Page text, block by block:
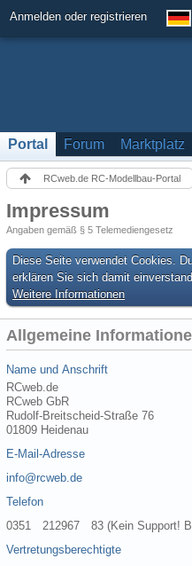
Anmelden oder registrieren
Portal Forum Marktplatz
RCweb.de RC-Modellbau-Portal
Impressum
Angaben gemäß § 5 Telemediengesetz
Diese Seite verwendet Cookies.
erklären Sie sich damit
Weitere Informationen
Allgemeine
Name und Anschrift
RCweb.de
RCweb GbR
Rudolf-Breitscheid-Straße 76
01809 Heidenau
E-Mail-Adresse
info@rcweb.de
Telefon
0351 212967 83 (Kein Support!
Vertretungsberechtigte